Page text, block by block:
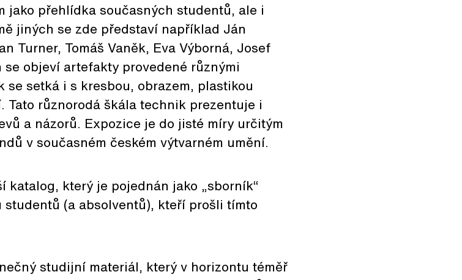
jako přehlídka současných studentů, ale i
jiných se zde představí například Ján
Turner, Tomáš Vaněk, Eva Výborná, Josef
objeví artefakty provedené různými
setká i s kresbou, obrazem, plastikou
Tato různorodá škála technik prezentuje i
a názorů. Expozice je do jisté míry určitým
v současném českém výtvarném umění.
katalog, který je pojednán jako „sborník“
(a absolventů), kteří prošli tímto
studijní materiál, který v horizontu téměř